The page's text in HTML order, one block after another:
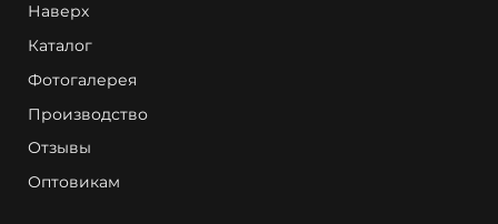
Наверх
Каталог
Фотогалерея
Производство
Отзывы
Оптовикам